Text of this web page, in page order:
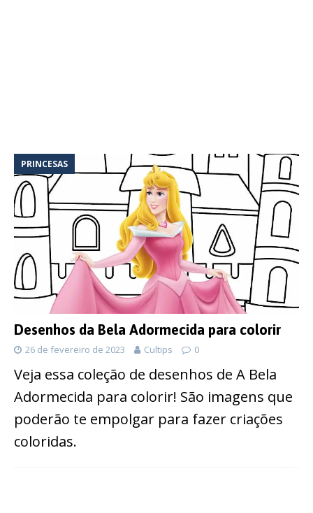
PRINCESAS
Desenhos da Bela Adormecida para colorir
26 de fevereiro de 2023 Cultips 0
Veja essa coleção de desenhos de A Bela
Adormecida para colorir! São imagens que
poderão te empolgar para fazer criações
coloridas.